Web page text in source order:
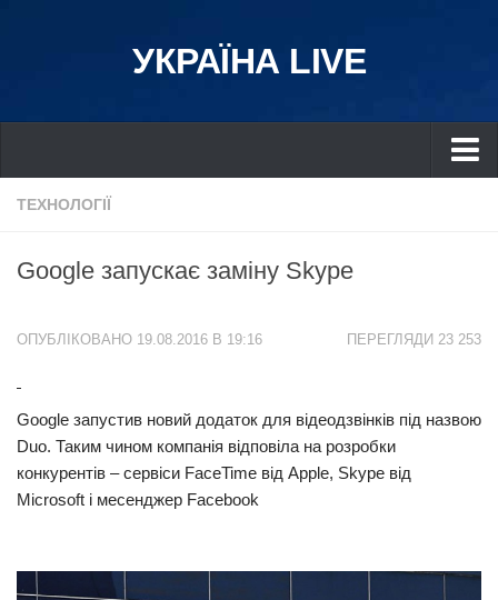
УКРАЇНА LIVE
Україна
Дніпро
Івано-Франківськ
Донбас
Одеса
Схід
Економіка
ТЕХНОЛОГІЇ
Google запускає заміну Skype
ПЕРЕГЛЯДИ 23 253
ОПУБЛІКОВАНО 19.08.2016 В 19:16
Google запустив новий додаток для відеодзвінків під назвою
Duo. Таким чином компанія відповіла на розробки
конкурентів – сервіси FaceTime від Apple, Skype від
Microsoft і месенджер Facebook